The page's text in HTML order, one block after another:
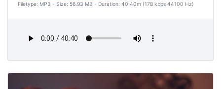
Filetype: MP3 - Size: 56.93 MB - Duration: 40:40m (178 kbps 44100 Hz)